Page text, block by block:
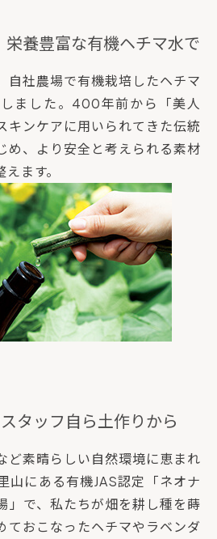
栄養豊富な有機ヘチマ水で
自社農場で有機栽培したヘチマ
ました。400年前から「美人
キンケアに用いられてきた伝統
め、より安全と考えられる素材
ます。
タッフ自ら土作りから
ど素晴らしい自然環境に恵まれ
山にある有機JAS認定「ネオナ
」で、私たちが畑を耕し種を蒔
ておこなったヘチマやラベンダ